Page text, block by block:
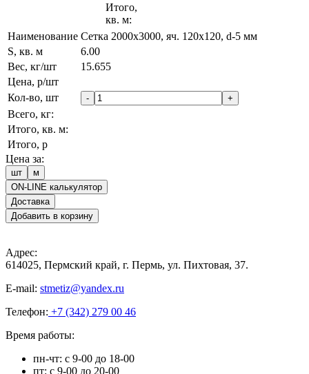
Итого,
кв. м:
Наименование Сетка 2000х3000, яч. 120х120, d-5 мм
S, кв. м
6.00
Вес, кг/шт
15.655
Цена, р/шт
Кол-во, шт
- +
Всего, кг:
Итого, кв. м:
Итого, р
Цена за:
шт
м
ON-LINE калькулятор
Доставка
Добавить в корзину
Адрес:
614025, Пермский край, г. Пермь, ул. Пихтовая, 37.
E-mail: stmetiz@yandex.ru
Телефон: +7 (342) 279 00 46
Время работы:
пн-чт: с 9-00 до 18-00
пт: с 9-00 до 20-00